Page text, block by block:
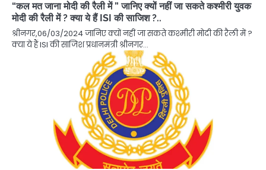
“कल मत जाना मोदी की रैली में ” जानिए क्यों नहीं जा सकते कश्मीरी युवक
मोदी की रैली में ? क्या ये हैं ISI की साजिश ?..
श्रीनगर,06/03/2024 जानिए क्यों नहीं जा सकते कश्मीरी मोदी की रैली में ?
क्या ये हैं ISI की साजिश प्रधानमंत्री श्रीनगर…